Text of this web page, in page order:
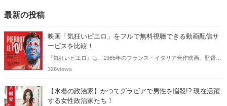
最新の投稿
映画「気狂いピエロ」をフルで無料視聴できる動画配信サ
ービスを比較！
『気狂いピエロ』は、1965年のフランス・イタリア合作映画。監督は
ジャン＝リュック・ゴダール。アンナ・カリーナ、ジャン＝ポール・
をご紹介します。
326views
【水着の政治家】かつてグラビアで男性を悩殺!? 現在活躍
する女性政治家たち！